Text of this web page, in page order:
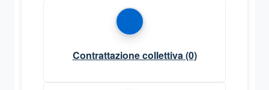
Contrattazione collettiva (0)